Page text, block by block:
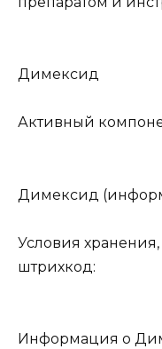
Димексид
Активный
Димексид
Условия
штрихкод:
Информация о